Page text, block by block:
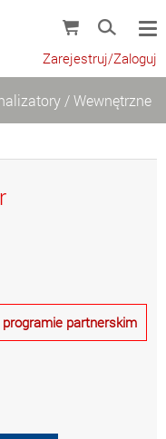
Zarejestruj/Zaloguj
/Wewnętrzne
programie partnerskim